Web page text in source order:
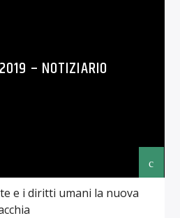
– NOTIZIARIO
e i diritti umani la nuova